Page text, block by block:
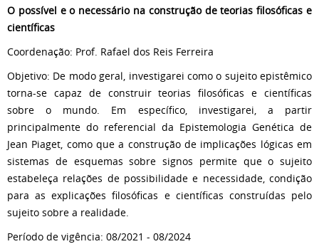
O possível e o necessário na construção de teorias filosóficas e
científicas
Coordenação: Prof. Rafael dos Reis Ferreira
Objetivo: De modo geral, investigarei como o sujeito epistêmico
torna-se capaz de construir teorias filosóficas e científicas
sobre o mundo. Em específico, investigarei, a partir
principalmente do referencial da Epistemologia Genética de
Jean Piaget, como que a construção de implicações lógicas em
sistemas de esquemas sobre signos permite que o sujeito
estabeleça relações de possibilidade e necessidade, condição
para as explicações filosóficas e científicas construídas pelo
sujeito sobre a realidade.
Período de vigência: 08/2021 - 08/2024